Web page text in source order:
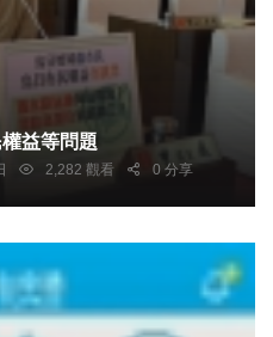
益等問題
2,282 觀看 0 分享